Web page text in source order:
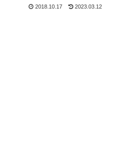
2018.10.17 2023.03.12